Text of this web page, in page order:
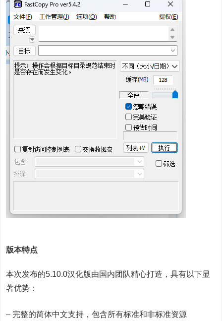
版本特点
本次发布的5.10.0汉化版由国内团队精心打造，具有以下显
著优势：
– 完整的简体中文支持，包含所有标准和非标准资源